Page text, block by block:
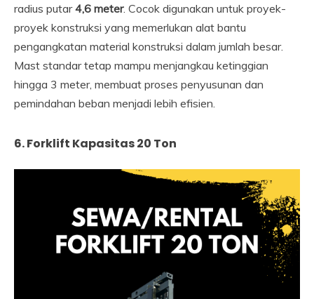
radius putar4,6 meter. Cocok digunakan untuk proyek-
proyek konstruksi yang memerlukan alat bantu
pengangkatan material konstruksi dalam jumlah besar.
Mast standar tetap mampu menjangkau ketinggian
hingga 3 meter, membuat proses penyusunan dan
pemindahan beban menjadi lebih efisien.
6. Forklift Kapasitas 20 Ton